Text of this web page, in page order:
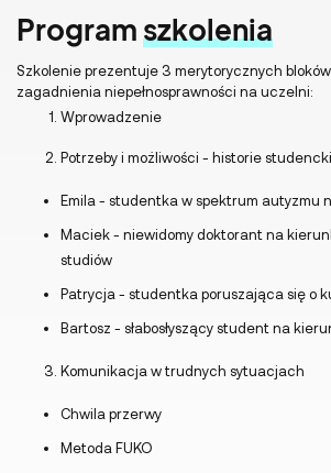
Programszkolenia
Szkolenie prezentuje 3 merytorycznych
zagadnienia niepełnosprawności na uczelni:
Wprowadzenie
Potrzeby i możliwości - historie
Emila - studentka w spektrum autyzmu
Maciek - niewidomy doktorant na
studiów
Patrycja - studentka poruszająca się o
Bartosz - słabosłyszący student na
Komunikacja w trudnych sytuacjach
Chwila przerwy
Metoda FUKO